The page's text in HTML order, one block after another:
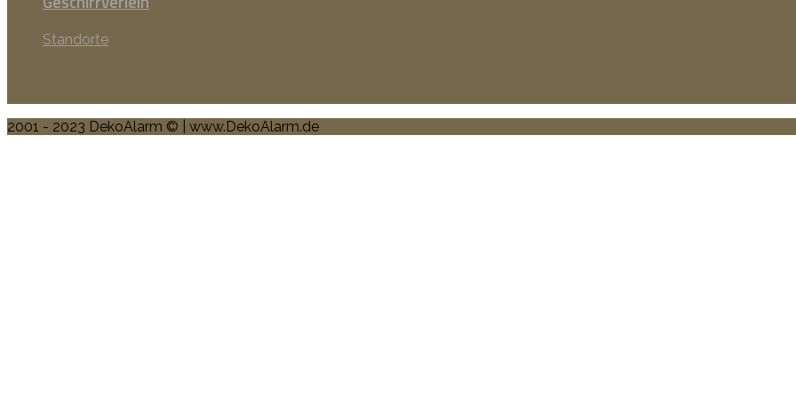
Standorte
2001 - 2023 DekoAlarm © | www.DekoAlarm.de